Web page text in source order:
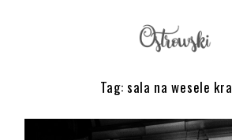
Tag: sala na wesele